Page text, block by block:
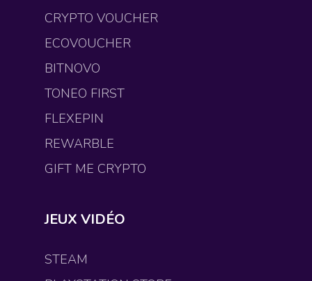
CRYPTO VOUCHER
ECOVOUCHER
BITNOVO
TONEO FIRST
FLEXEPIN
REWARBLE
GIFT ME CRYPTO
JEUX VIDÉO
STEAM